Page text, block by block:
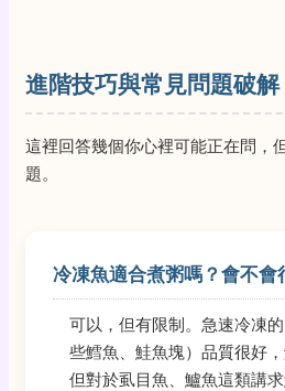
進階技巧與常見問題破解
這裡回答幾個你心裡可能正在問，
題。
冷凍魚適合煮粥嗎？會不會
可以，但有限制。急速冷凍
些鱈魚、鮭魚塊）品質很好，
但對於虱目魚、鱸魚這類講